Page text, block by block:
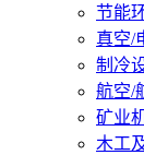
节能
真空/
制冷
航空/
矿业
木工